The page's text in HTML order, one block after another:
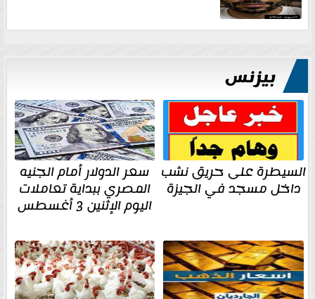
بيزنس
السيطرة على حريق نشب
داخل مسجد في الجيزة
سعر الدولار أمام الجنيه
المصري ببداية تعاملات
اليوم الإثنين 3 أغسطس